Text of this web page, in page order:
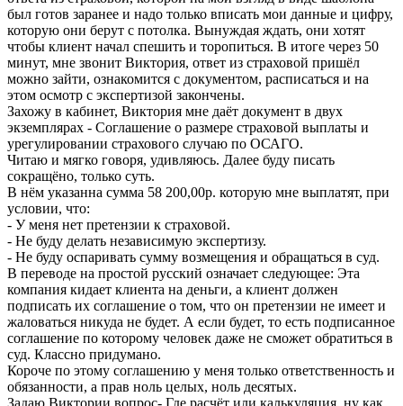
был готов заранее и надо только вписать мои данные и цифру,
которую они берут с потолка. Вынуждая ждать, они хотят
чтобы клиент начал спешить и торопиться. В итоге через 50
минут, мне звонит Виктория, ответ из страховой пришёл
можно зайти, ознакомится с документом, расписаться и на
этом осмотр с экспертизой закончены.
Захожу в кабинет, Виктория мне даёт документ в двух
экземплярах - Соглашение о размере страховой выплаты и
урегулировании страхового случаю по ОСАГО.
Читаю и мягко говоря, удивляюсь. Далее буду писать
сокращёно, только суть.
В нём указанна сумма 58 200,00р. которую мне выплатят, при
условии, что:
- У меня нет претензии к страховой.
- Не буду делать независимую экспертизу.
- Не буду оспаривать сумму возмещения и обращаться в суд.
В переводе на простой русский означает следующее: Эта
компания кидает клиента на деньги, а клиент должен
подписать их соглашение о том, что он претензии не имеет и
жаловаться никуда не будет. А если будет, то есть подписанное
соглашение по которому человек даже не сможет обратиться в
суд. Классно придумано.
Короче по этому соглашению у меня только ответственность и
обязанности, а прав ноль целых, ноль десятых.